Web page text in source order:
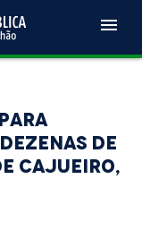
menu
de
Cajueiro,